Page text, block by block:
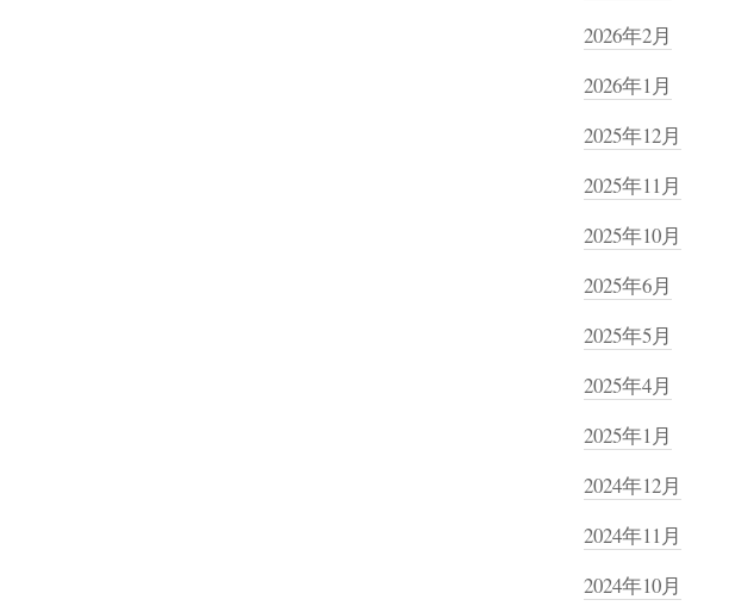
2026年2月
2026年1月
2025年12月
2025年11月
2025年10月
2025年6月
2025年5月
2025年4月
2025年1月
2024年12月
2024年11月
2024年10月